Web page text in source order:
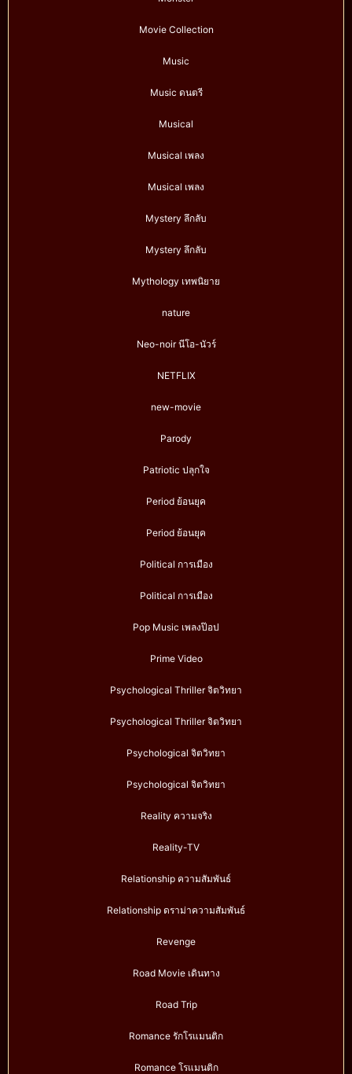
Movie Collection
Music
Music ดนตรี
Musical
Musical เพลง
Musical เพลง
Mystery ลึกลับ
Mystery ลึกลับ
Mythology เทพนิยาย
nature
Neo-noir นีโอ-นัวร์
NETFLIX
new-movie
Parody
Patriotic ปลุกใจ
Period ย้อนยุค
Period ย้อนยุค
Political การเมือง
Political การเมือง
Pop Music เพลงป๊อป
Prime Video
Psychological Thriller จิตวิทยา
Psychological Thriller จิตวิทยา
Psychological จิตวิทยา
Psychological จิตวิทยา
Reality ความจริง
Reality-TV
Relationship ความสัมพันธ์
Relationship ดราม่าความสัมพันธ์
Revenge
Road Movie เดินทาง
Road Trip
Romance รักโรแมนติก
Romance โรแมนติก